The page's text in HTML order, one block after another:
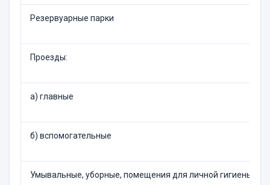
Резервуарные парки
Проезды:
а) главные
б) вспомогательные
Умывальные, уборные, помещения для личной гигиены